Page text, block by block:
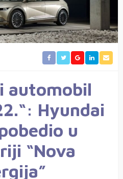
automobil
Hyundai
u
“Nova